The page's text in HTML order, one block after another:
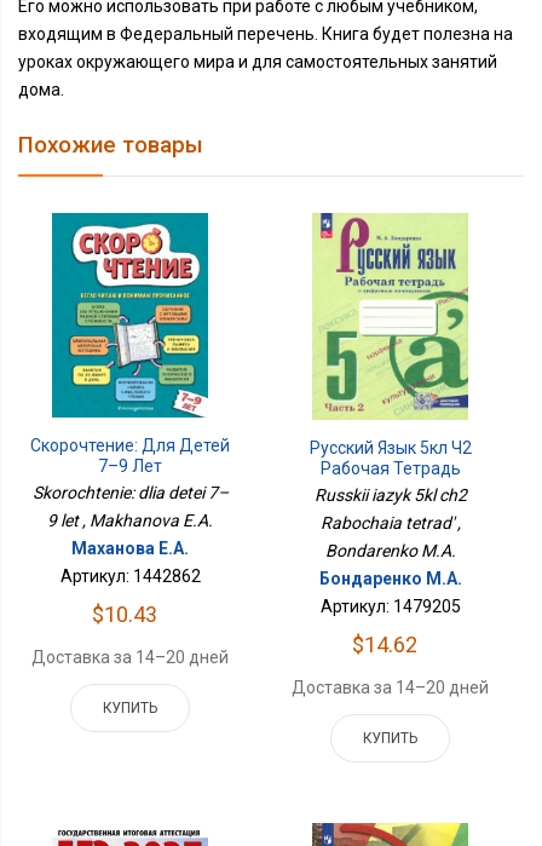
Его можно использовать при работе с любым учебником,
входящим в Федеральный перечень. Книга будет полезна на
уроках окружающего мира и для самостоятельных занятий
дома.
Похожие товары
Скорочтение: Для Детей
7–9 Лет
Skorochtenie: dlia detei 7–
9 let , Makhanova E.A.
Маханова Е.А.
Артикул: 1442862
$10.43
Доставка за 14–20 дней
КУПИТЬ
Русский Язык 5кл Ч2
Рабочая Тетрадь
Russkii iazyk 5kl ch2
Rabochaia tetrad' ,
Bondarenko M.A.
Бондаренко М.А.
Артикул: 1479205
$14.62
Доставка за 14–20 дней
КУПИТЬ